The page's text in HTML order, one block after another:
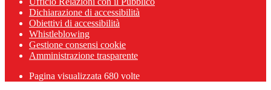
Dichiarazione di accessibilità
Obiettivi di accessibilità
Whistleblowing
Gestione consensi cookie
Amministrazione trasparente
Pagina visualizzata 680 volte